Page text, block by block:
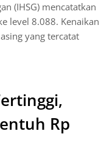
(IHSG) mencatatkan
level 8.088. Kenaikan
yang tercatat
Rp